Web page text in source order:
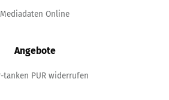
Mediadaten Online
Angebote
tanken PUR widerrufen